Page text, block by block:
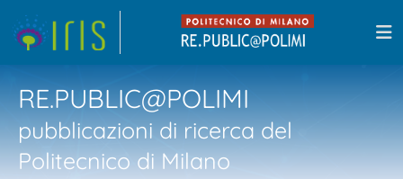
RE.PUBLIC@POLIMI
pubblicazioni di ricerca del
Politecnico di Milano